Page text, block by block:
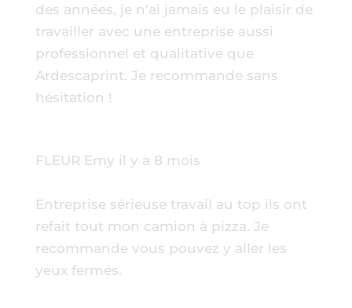
des années, je n'ai jamais eu le plaisir de
travailler avec une entreprise aussi
professionnel et qualitative que
Ardescaprint. Je recommande sans
hésitation !
FLEUR Emy il y a 8 mois
Entreprise sérieuse travail au top ils ont
refait tout mon camion à pizza. Je
recommande vous pouvez y aller les
yeux fermés.